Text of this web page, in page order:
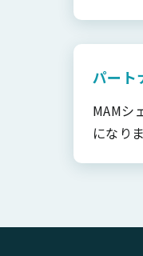
パート
MAMシ
になり